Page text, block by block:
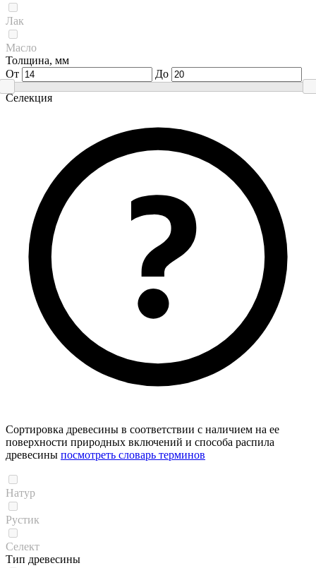
Лак
Масло
Толщина, мм
От
До
Селекция
Сортировка древесины в соответствии с наличием на ее
поверхности природных включений и способа распила
древесины посмотреть словарь терминов
Натур
Рустик
Селект
Тип древесины